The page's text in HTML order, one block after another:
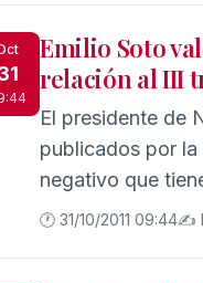
Emilio Soto
relación al III
El presidente de
publicados por la
negativo que
del PSOE. Las
🕐 31/10/2011 09:44✍️